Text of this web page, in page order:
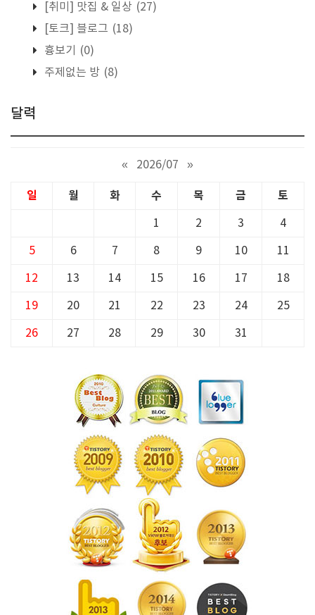
[취미] 맛집 & 일상 (27)
[토크] 블로그 (18)
흉보기
(0)
주제없는 방 (8)
달력
« 2026/07 »
일 월 화 수 목 금 토
1 2 3 4
5 6 7 8 9 10 11
12 13 14 15 16 17 18
19 20 21 22 23 24 25
26 27 28 29 30 31